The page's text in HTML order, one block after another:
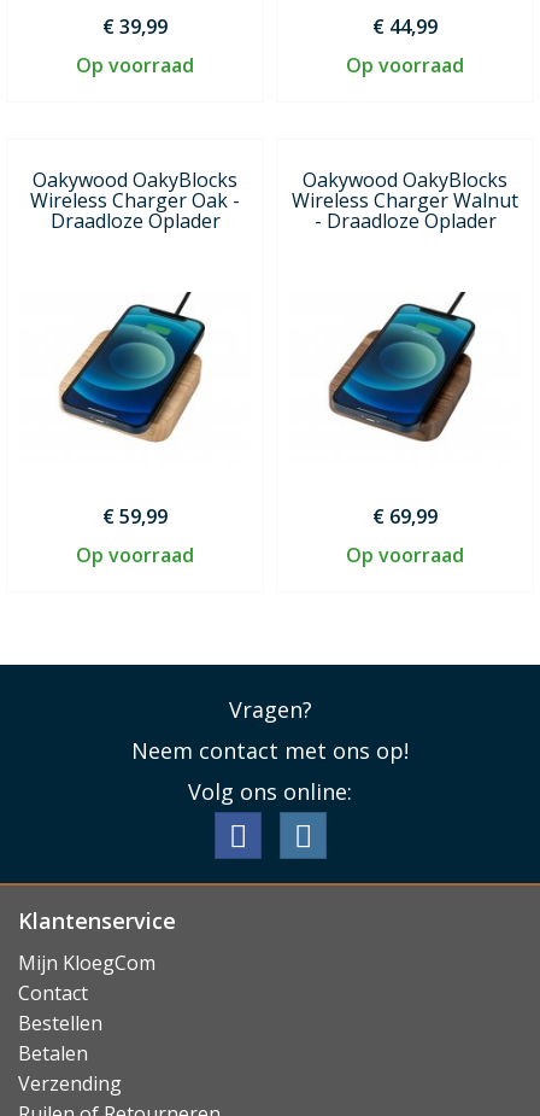
€ 39,99
Op voorraad
€ 44,99
Op voorraad
Oakywood OakyBlocks
Wireless Charger Oak -
Draadloze Oplader
€ 59,99
Op voorraad
Oakywood OakyBlocks
Wireless Charger Walnut
- Draadloze Oplader
€ 69,99
Op voorraad
Vragen?
Neem contact met ons op!
Volg ons online:
Klantenservice
Mijn KloegCom
Contact
Bestellen
Betalen
Verzending